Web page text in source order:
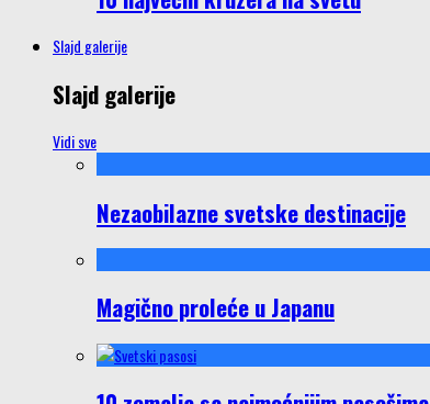
Slajd galerije
Slajd galerije
Vidi sve
Nezaobilazne svetske destinacije
Magično proleće u Japanu